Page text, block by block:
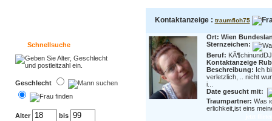
Schnellsuche
Geschlecht
Alter bis
Kontaktanzeige : traumfloh75
Ort: Wien
Sternzeichen:
Beruf:
Kontaktanzeige
Beschreibung: Ich
verletzlich, .. nicht
i...
Date gesucht mit:
Traumpartner: Was
erlichkeit,ist eins